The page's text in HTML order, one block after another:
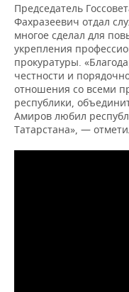
Председатель
Фахразеевич отдал
многое сделал для
укрепления
прокуратуры.
честности и
отношения со всеми
республики,
Амиров любил
Татарстана», —